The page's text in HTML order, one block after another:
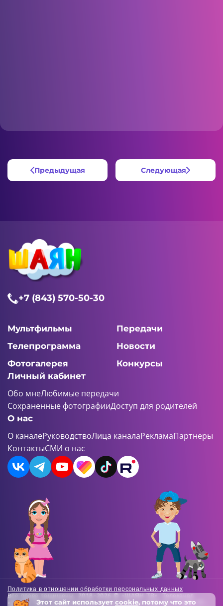
Предыдущая Следующая
+7 (843) 570-50-30
Мультфильмы
Передачи
Телепрограмма
Новости
Фотогалерея
Конкурсы
Личный кабинет
Обо мнеЛюбимые передачи
Сохраненные фотографииДоступ для родителей
О нас
О каналеРуководствоЛица каналаРекламаПартнеры
КонтактыСМИ о нас
Политика в отношении обработки персональных данных
Все права защищены. 2018-2026 © «ШАЯН ТВ». Телеканал
«ШАЯН ТВ» , Свидетельство о регистрации СМИ Эл-Л №ФС77-
Этот сайт использует cookie, потому что это